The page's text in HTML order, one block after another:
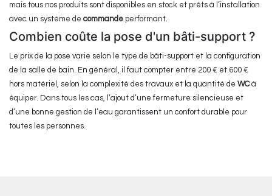
mais tous nos produits sont disponibles en stock et prêts à l’installation
avec un système de commande performant.
Combien coûte la pose d'un bâti-support ?
Le prix de la pose varie selon le type de bâti-support et la configuration
de la salle de bain. En général, il faut compter entre 200 € et 600 €
hors matériel, selon la complexité des travaux et la quantité de WCà
équiper. Dans tous les cas, l’ajout d’une fermeture silencieuse et
d’une bonne gestion de l’eau garantissent un confort durable pour
toutes les personnes.